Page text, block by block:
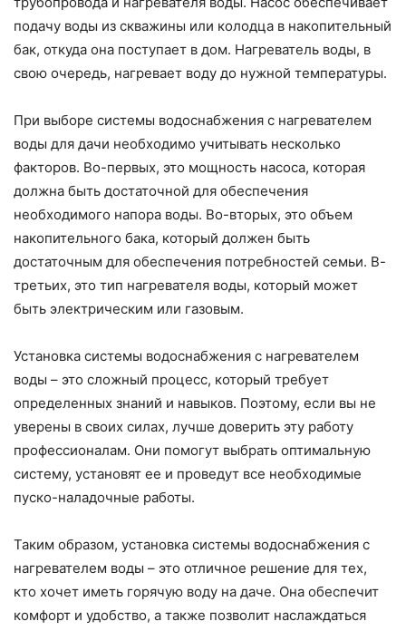
подачу воды из скважины или колодца в накопительный
бак, откуда она поступает в дом. Нагреватель воды, в
свою очередь, нагревает воду до нужной температуры.
При выборе системы водоснабжения с нагревателем
воды для дачи необходимо учитывать несколько
факторов. Во-первых, это мощность насоса, которая
должна быть достаточной для обеспечения
необходимого напора воды. Во-вторых, это объем
накопительного бака, который должен быть
достаточным для обеспечения потребностей семьи. В-
третьих, это тип нагревателя воды, который может
быть электрическим или газовым.
Установка системы водоснабжения с нагревателем
воды – это сложный процесс, который требует
определенных знаний и навыков. Поэтому, если вы не
уверены в своих силах, лучше доверить эту работу
профессионалам. Они помогут выбрать оптимальную
систему, установят ее и проведут все необходимые
пуско-наладочные работы.
Таким образом, установка системы водоснабжения с
нагревателем воды – это отличное решение для тех,
кто хочет иметь горячую воду на даче. Она обеспечит
комфорт и удобство, а также позволит наслаждаться